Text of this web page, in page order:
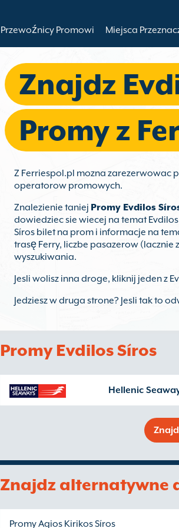
Przewoźnicy Promowi Miejsca
Znajdz
Promy z
Z Ferriespol.pl mozna zarezerwowac
operatorow promowych.
Znalezienie taniej Promy Evdilos
dowiedziec sie wiecej na temat
Síros bilet na prom i informacje na
trasę Ferry, liczbe pasazerow
wyszukiwania.
Jesli wolisz inna droge, kliknij jeden z
Jedziesz w druga strone? Jesli tak to
Promy Evdilos Síros
Hellenic
Znajdz alternatywne
Promy Agios Kirikos Síros